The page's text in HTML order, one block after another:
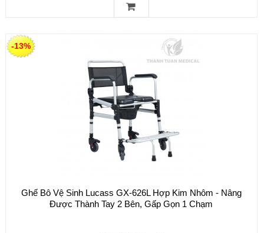
Ghế Bô Vệ Sinh Lucass GX-626L Hợp Kim Nhôm - Nâng
Được Thành Tay 2 Bên, Gấp Gọn 1 Chạm
-13%